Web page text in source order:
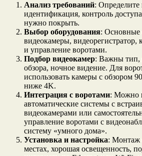
Анализ требований:
идентификация, контроль
нужно покрыть.
Выбор оборудования:
видеокамеры, видеорегистратор,
и управление воротами.
Подбор видеокамер: Важны тип,
обзора, ночное видение. Для
использовать камеры с обзором
ниже 4K.
Интеграция с воротами: Можно
автоматические системы с
видеокамерами или
управление воротами с
систему «умного дома».
Установка и настройка: Монтаж
местах, хорошая освещенность,